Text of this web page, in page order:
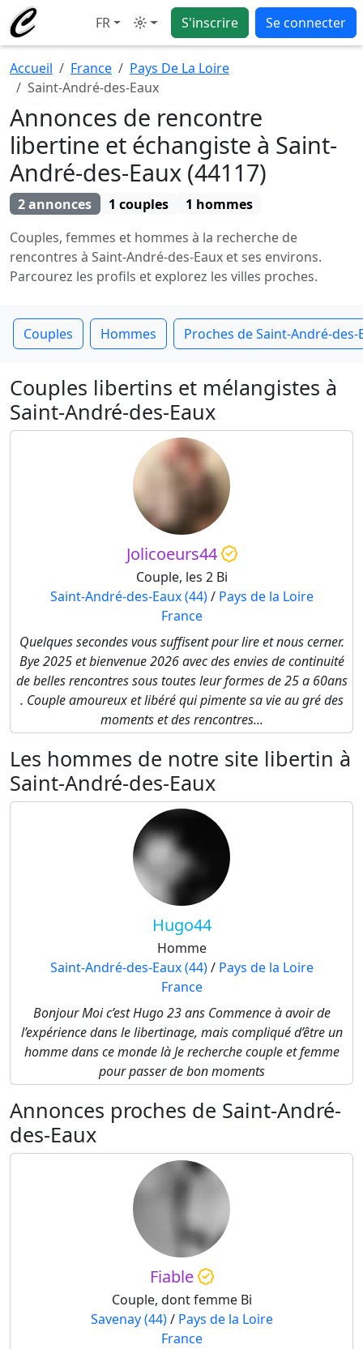
FR Mode S'inscrire Se connecter
Accueil France
Pays De La Loire
Saint-André-des-Eaux
Annonces de rencontre
libertine et échangiste à Saint-
André-des-Eaux (44117)
2 annonces 1 couples
1 hommes
Couples, femmes et hommes à la recherche de
rencontres à Saint-André-des-Eaux et ses environs.
Parcourez les profils et explorez les villes proches.
Couples Hommes Proches de Saint-André-des-
Couples libertins et mélangistes à
Saint-André-des-Eaux
Jolicoeurs44
Couple, les 2 Bi
Saint-André-des-Eaux (44)/ Pays de la Loire
France
Quelques secondes vous suffisent pour lire et nous cerner.
Bye 2025 et bienvenue 2026 avec des envies de continuité
de belles rencontres sous toutes leur formes de 25 a 60ans
. Couple amoureux et libéré qui pimente sa vie au gré des
moments et des rencontres...
Les hommes de notre site libertin à
Saint-André-des-Eaux
Hugo44
Homme
Saint-André-des-Eaux (44)/ Pays de la Loire
France
Bonjour Moi c’est Hugo 23 ans Commence à avoir de
l’expérience dans le libertinage, mais compliqué d’être un
homme dans ce monde là Je recherche couple et femme
pour passer de bon moments
Annonces proches de Saint-André-
des-Eaux
Fiable
Couple, dont femme Bi
Savenay (44)/ Pays de la Loire
France